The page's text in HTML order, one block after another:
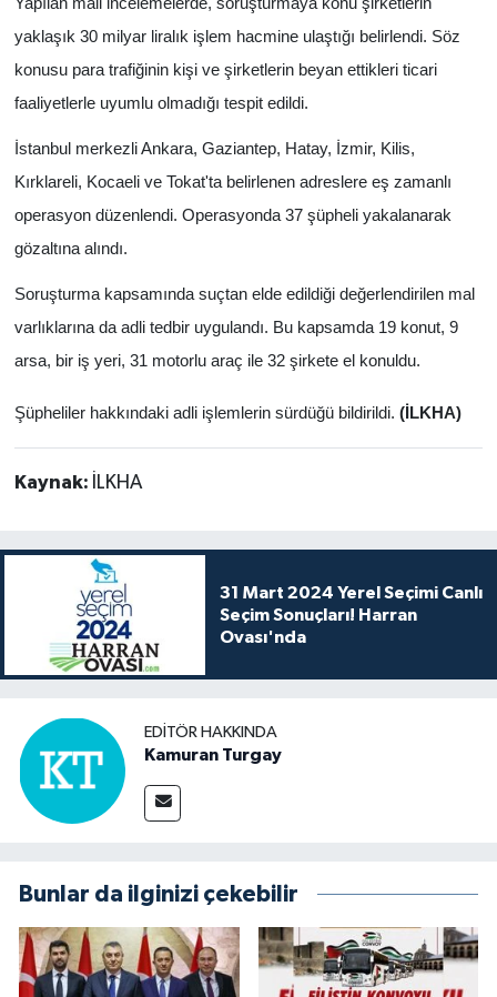
düzenleyecek
yaklaşık 30 milyar liralık işlem hacmine ulaştığı belirlendi. Söz
konusu para trafiğinin kişi ve şirketlerin beyan ettikleri ticari
faaliyetlerle uyumlu olmadığı tespit edildi.
İstanbul merkezli Ankara, Gaziantep, Hatay, İzmir, Kilis,
Kırklareli, Kocaeli ve Tokat'ta belirlenen adreslere eş zamanlı
operasyon düzenlendi. Operasyonda 37 şüpheli yakalanarak
gözaltına alındı.
Soruşturma kapsamında suçtan elde edildiği değerlendirilen mal
varlıklarına da adli tedbir uygulandı. Bu kapsamda 19 konut, 9
arsa, bir iş yeri, 31 motorlu araç ile 32 şirkete el konuldu.
Şüpheliler hakkındaki adli işlemlerin sürdüğü bildirildi. (İLKHA)
Kaynak: İLKHA
31 Mart 2024 Yerel Seçimi Canlı
Seçim Sonuçları! Harran
Ovası'nda
EDITÖR HAKKINDA
Kamuran Turgay
Bunlar da ilginizi çekebilir